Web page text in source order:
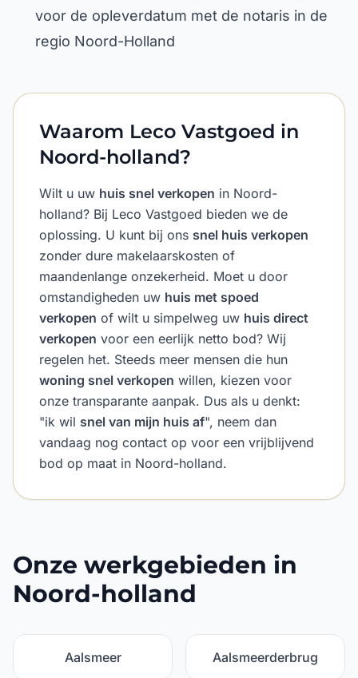
voor de opleverdatum met de notaris in de
regio Noord-Holland
Waarom Leco Vastgoed in
Noord-holland?
Wilt u uw huis snel verkopen in Noord-
holland? Bij Leco Vastgoed bieden we de
oplossing. U kunt bij ons snel huis verkopen
zonder dure makelaarskosten of
maandenlange onzekerheid. Moet u door
omstandigheden uw huis met spoed
verkopen of wilt u simpelweg uw huis direct
verkopen voor een eerlijk netto bod? Wij
regelen het. Steeds meer mensen die hun
woning snel verkopen willen, kiezen voor
onze transparante aanpak. Dus als u denkt:
"ik wil snel van mijn huis af", neem dan
vandaag nog contact op voor een vrijblijvend
bod op maat in Noord-holland.
Onze werkgebieden in
Noord-holland
Aalsmeer Aalsmeerderbrug